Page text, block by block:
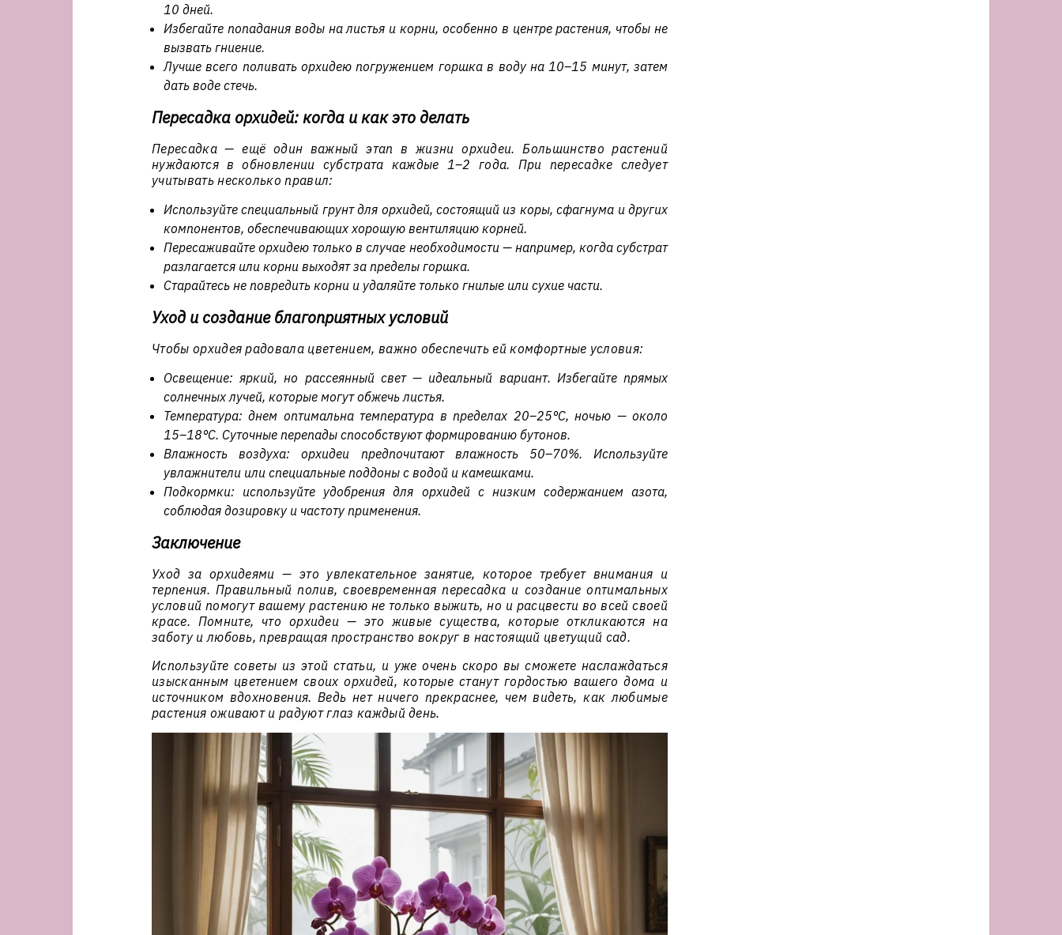
10 дней.
Избегайте попадания воды на листья и корни, особенно в центре растения, чтобы не
вызвать гниение.
Лучше всего поливать орхидею погружением горшка в воду на 10–15 минут, затем
дать воде стечь.
Пересадка орхидей: когда и как это делать
Пересадка — ещё один важный этап в жизни орхидеи. Большинство растений
нуждаются в обновлении субстрата каждые 1–2 года. При пересадке следует
учитывать несколько правил:
Используйте специальный грунт для орхидей, состоящий из коры, сфагнума и других
компонентов, обеспечивающих хорошую вентиляцию корней.
Пересаживайте орхидею только в случае необходимости — например, когда субстрат
разлагается или корни выходят за пределы горшка.
Старайтесь не повредить корни и удаляйте только гнилые или сухие части.
Уход и создание благоприятных условий
Чтобы орхидея радовала цветением, важно обеспечить ей комфортные условия:
Освещение: яркий, но рассеянный свет — идеальный вариант. Избегайте прямых
солнечных лучей, которые могут обжечь листья.
Температура: днем оптимальна температура в пределах 20–25°C, ночью — около
15–18°C. Суточные перепады способствуют формированию бутонов.
Влажность воздуха: орхидеи предпочитают влажность 50–70%. Используйте
увлажнители или специальные поддоны с водой и камешками.
Подкормки: используйте удобрения для орхидей с низким содержанием азота,
соблюдая дозировку и частоту применения.
Заключение
Уход за орхидеями — это увлекательное занятие, которое требует внимания и
терпения. Правильный полив, своевременная пересадка и создание оптимальных
условий помогут вашему растению не только выжить, но и расцвести во всей своей
красе. Помните, что орхидеи — это живые существа, которые откликаются на
заботу и любовь, превращая пространство вокруг в настоящий цветущий сад.
Используйте советы из этой статьи, и уже очень скоро вы сможете наслаждаться
изысканным цветением своих орхидей, которые станут гордостью вашего дома и
источником вдохновения. Ведь нет ничего прекраснее, чем видеть, как любимые
растения оживают и радуют глаз каждый день.